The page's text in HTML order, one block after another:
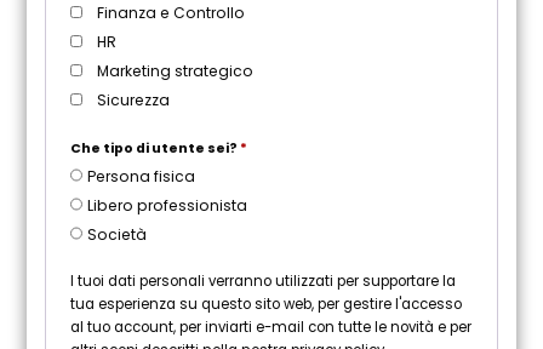
Finanza e Controllo
HR
Marketing strategico
Sicurezza
Che tipo di utente sei? *
Persona fisica
Libero professionista
Società
I tuoi dati personali verranno utilizzati per supportare la
tua esperienza su questo sito web, per gestire l'accesso
al tuo account, per inviarti e-mail con tutte le novità e per